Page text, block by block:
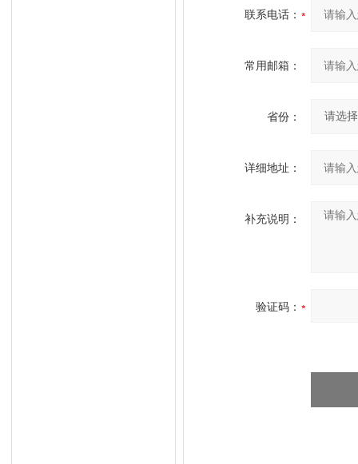
联系电话：
常用邮箱：
省份：
详细地址：
补充说明：
验证码：